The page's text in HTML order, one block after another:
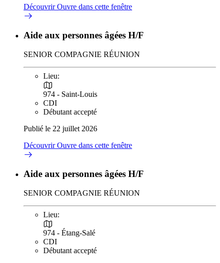
DécouvrirOuvre dans cette fenêtre
Aide aux personnes âgées H/F
SENIOR COMPAGNIE RÉUNION
Lieu:
974 - Saint-Louis
CDI
Débutant accepté
Publié le 22 juillet 2026
DécouvrirOuvre dans cette fenêtre
Aide aux personnes âgées H/F
SENIOR COMPAGNIE RÉUNION
Lieu:
974 - Étang-Salé
CDI
Débutant accepté